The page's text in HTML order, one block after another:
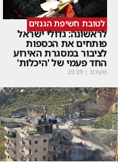
לטובת חשיפת הגנזים
לראשונה: גדולי ישראל
פותחים את הכספות
לציבור במסגרת האירוע
החד פעמי של 'היכלות'
מקודם |
20:39